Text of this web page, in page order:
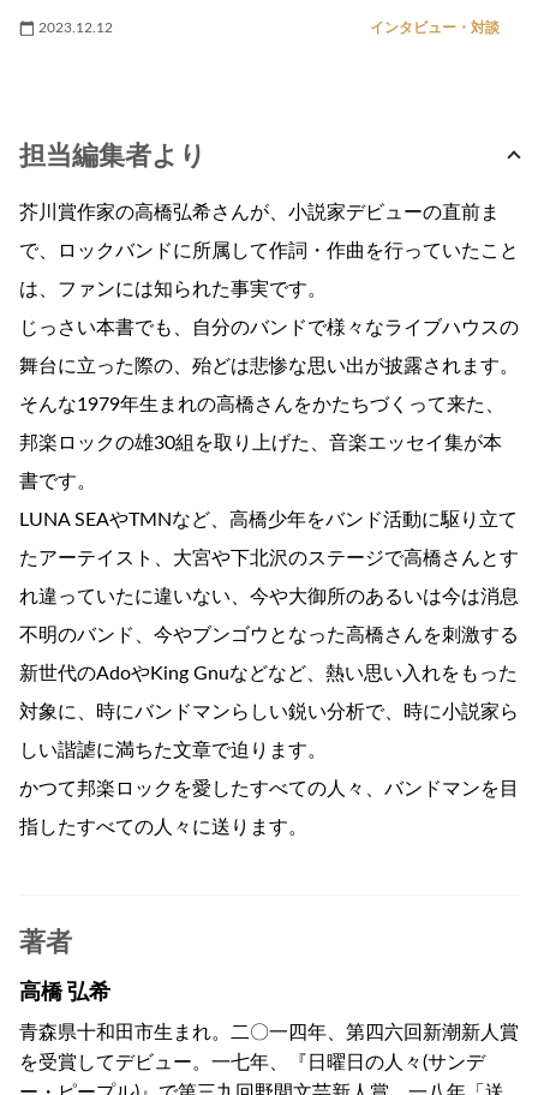
2023.12.12 インタビュー・対談
担当編集者より
芥川賞作家の高橋弘希さんが、小説家デビューの直前ま
で、ロックバンドに所属して作詞・作曲を行っていたこと
は、ファンには知られた事実です。
じっさい本書でも、自分のバンドで様々なライブハウスの
舞台に立った際の、殆どは悲惨な思い出が披露されます。
そんな1979年生まれの高橋さんをかたちづくって来た、
邦楽ロックの雄30組を取り上げた、音楽エッセイ集が本
書です。
LUNA SEAやTMNなど、高橋少年をバンド活動に駆り立て
たアーテイスト、大宮や下北沢のステージで高橋さんとす
れ違っていたに違いない、今や大御所のあるいは今は消息
不明のバンド、今やブンゴウとなった高橋さんを刺激する
新世代のAdoやKing Gnuなどなど、熱い思い入れをもった
対象に、時にバンドマンらしい鋭い分析で、時に小説家ら
しい諧謔に満ちた文章で迫ります。
かつて邦楽ロックを愛したすべての人々、バンドマンを目
指したすべての人々に送ります。
著者
高橋 弘希
青森県十和田市生まれ。二〇一四年、第四六回新潮新人賞
を受賞してデビュー。一七年、『日曜日の人々(サンデ